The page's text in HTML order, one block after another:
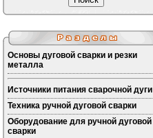
Основы дуговой сварки и резки
металла
Источники питания сварочной дуги
Техника ручной дуговой сварки
Оборудование для ручной дуговой
сварки